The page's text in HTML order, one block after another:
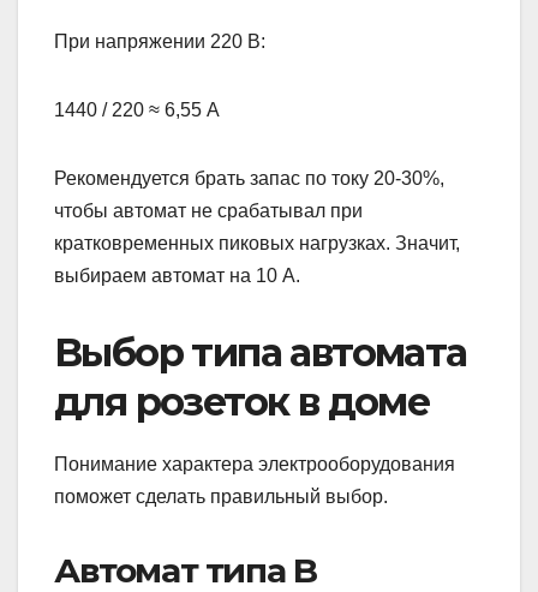
При напряжении 220 В:
1440 / 220 ≈ 6,55 А
Рекомендуется брать запас по току 20-30%,
чтобы автомат не срабатывал при
кратковременных пиковых нагрузках. Значит,
выбираем автомат на 10 А.
Выбор типа автомата
для розеток в доме
Понимание характера электрооборудования
поможет сделать правильный выбор.
Автомат типа B